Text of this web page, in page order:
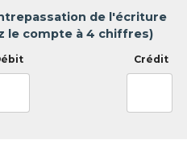
de l'écriture
le compte à 4 chiffres)